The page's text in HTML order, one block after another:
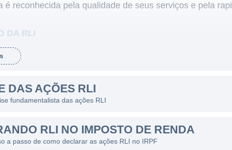
é reconhecida pela qualidade de seus serviços e pela
DA RLI
atuação da RLI é considerado um dos mais importantes
de saúde e proteção é sempre uma necessidade para a
por sua resiliência, mesmo em tempos de crise
tende a ser constante, o que proporciona uma
de diferentes perfis de clientes. Entre os principais
de saúde, seguros de vida e planos de previdência. A
DAS AÇÕES RLI
fundamentalista das ações RLI
RLI NO IMPOSTO DE RENDA
a passo de como declarar as ações RLI no IRPF